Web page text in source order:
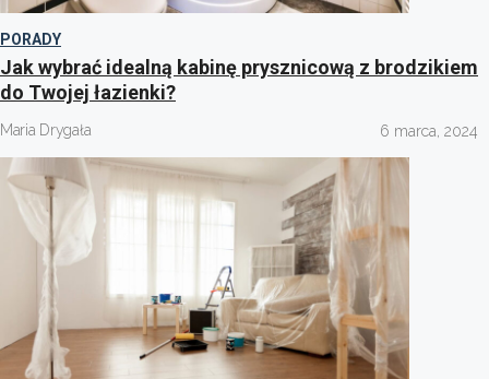
PORADY
Jak wybrać idealną kabinę prysznicową z brodzikiem
do Twojej łazienki?
Maria Drygała 6 marca, 2024